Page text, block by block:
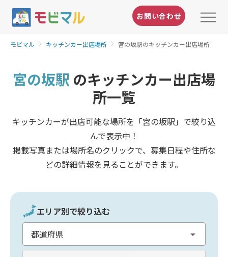
お問い合わせ
モビマル キッチンカー出店場所 宮の坂駅のキッチンカー出店場所
宮の坂駅 のキッチンカー出店場
所一覧
キッチンカーが出店可能な場所を「宮の坂駅」で絞り込
んで表示中！
掲載写真または場所名のクリックで、募集日程や住所な
どの詳細情報を見ることができます。
エリア別で絞り込む